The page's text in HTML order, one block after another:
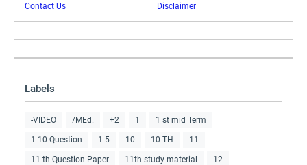
Contact Us Disclaimer
Labels
-VIDEO /MEd. +2 1 1 st mid Term
1-10 Question 1-5 10 10 TH 11
11 th Question Paper 11th study material 12